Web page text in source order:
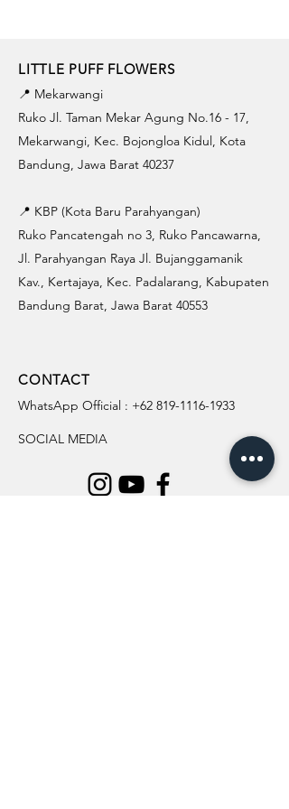
LITTLE PUFF FLOWERS
📍 Mekarwangi
Ruko Jl. Taman Mekar Agung No.16 - 17,
Mekarwangi, Kec. Bojongloa Kidul, Kota
Bandung, Jawa Barat 40237
📍 KBP (Kota Baru Parahyangan)
Ruko Pancatengah no 3, Ruko Pancawarna,
Jl. Parahyangan Raya Jl. Bujanggamanik
Kav., Kertajaya, Kec. Padalarang, Kabupaten
Bandung Barat, Jawa Barat 40553
CONTACT
WhatsApp Official : +62 819-1116-1933
SOCIAL MEDIA